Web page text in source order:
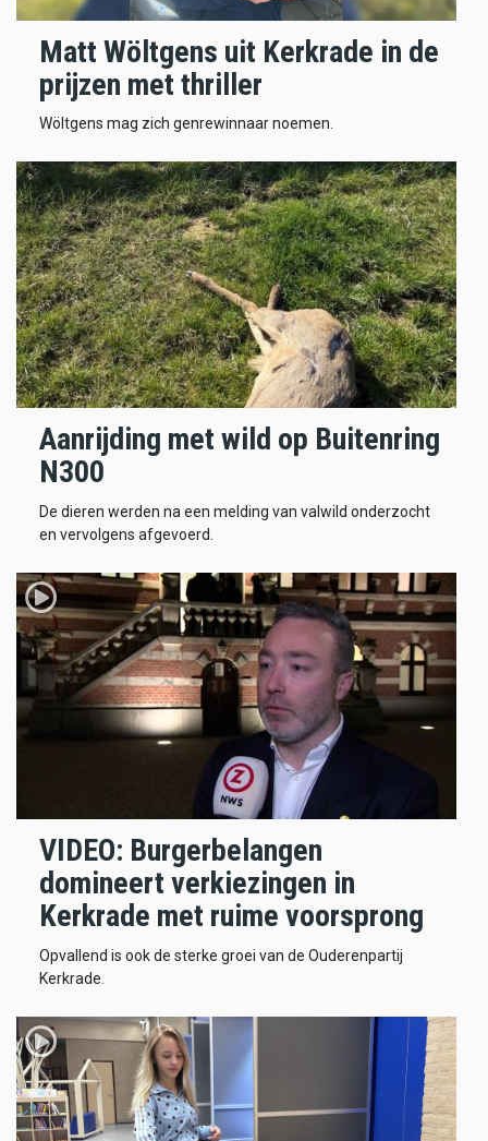
Matt Wöltgens uit Kerkrade in de
prijzen met thriller
Wöltgens mag zich genrewinnaar noemen.
Aanrijding met wild op Buitenring
N300
De dieren werden na een melding van valwild onderzocht
en vervolgens afgevoerd.
VIDEO: Burgerbelangen
domineert verkiezingen in
Kerkrade met ruime voorsprong
Opvallend is ook de sterke groei van de Ouderenpartij
Kerkrade.